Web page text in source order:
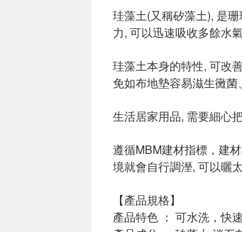
珪藻土(又稱矽藻土), 是
力, 可以迅速吸收多餘水
珪藻土本身的特性, 可改
免如布地墊容易滋生黴菌
生活居家用品, 需要細心
遵循MBM建材指標，建
境就會自行調溼, 可以曬
【產品規格】
產品特色 ： 可水洗，快